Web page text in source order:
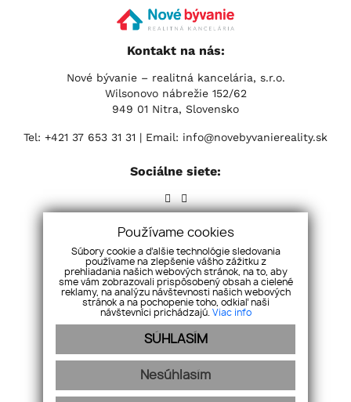
Kontakt na nás:
Nové bývanie – realitná kancelária, s.r.o.
Wilsonovo nábrežie 152/62
949 01 Nitra, Slovensko
Tel: +421 37 653 31 31 | Email: info@novebyvaniereality.sk
Sociálne siete:
Úvod Ponuka O nás Blog GDPR
Ponuka/ dopyt
Referencie našich klientov
Kontakt
Cookies
Používame cookies
Súbory cookie a ďalšie technológie sledovania
používame na zlepšenie vášho zážitku z
prehliadania našich webových stránok, na to, aby
sme vám zobrazovali prispôsobený obsah a cielené
reklamy, na analýzu návštevnosti našich webových
stránok a na pochopenie toho, odkiaľ naši
návštevníci prichádzajú. Viac info
SÚHLASÍM
Nesúhlasím